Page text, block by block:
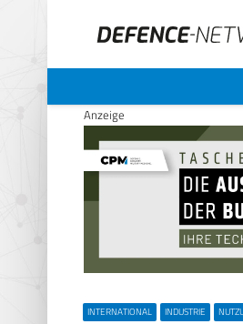
Anzeige
INTERNATIONAL INDUSTRIE